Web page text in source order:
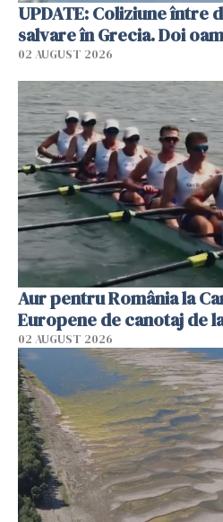
UPDATE: Coliziune între
salvare în Grecia. Doi
02 AUGUST 2026
Aur pentru România la
Europene de canotaj de
02 AUGUST 2026